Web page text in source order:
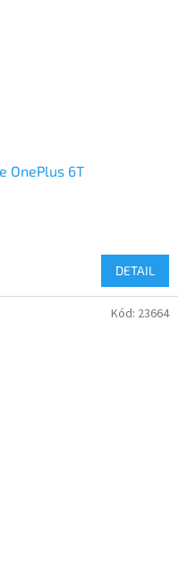
OnePlus 6T
DETAIL
Kód: 23664